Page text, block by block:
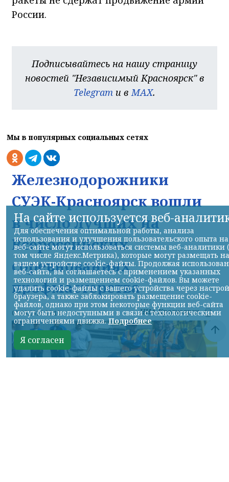
России.
Подписывайтесь на нашу страницу
новостей "Независимый Красноярск" в
Telegram и в MAX.
Мы в популярных социальных сетях
Железнодорожники
СУЭК-Красноярск вошли
в число лучших на
Всероссийских
соревнованиях
профмастерства
07.08.2026 22:13 НИА-Красноярск
На сайте используется веб-
Для обеспечения оптимальной работы, анализа
использования и улучшения пользовательского опыта на
веб-сайте могут использоваться системы веб-аналитики
том числе Яндекс.Метрика), которые могут размещать на
вашем устройстве cookie-файлы. Продолжая
веб-сайта, вы соглашаетесь с применением указанных
технологий и размещением cookie-файлов. Вы можете
удалить cookie-файлы с вашего устройства через
браузера, а также заблокировать размещение cookie-
файлов, однако при этом некоторые функции веб-сайта
могут быть недоступными в связи с технологическими
ограничениями движка.Подробнее
Я согласен